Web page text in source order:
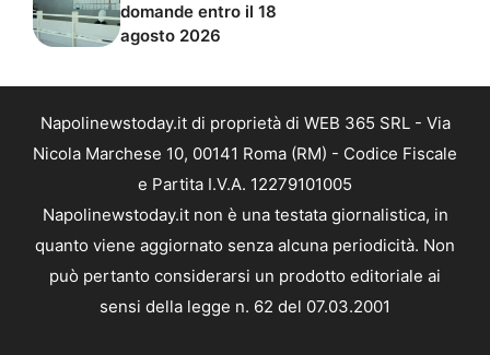
domande entro il 18
agosto 2026
Napolinewstoday.it di proprietà di WEB 365 SRL - Via
Nicola Marchese 10, 00141 Roma (RM) - Codice Fiscale
e Partita I.V.A. 12279101005
Napolinewstoday.it non è una testata giornalistica, in
quanto viene aggiornato senza alcuna periodicità. Non
può pertanto considerarsi un prodotto editoriale ai
sensi della legge n. 62 del 07.03.2001